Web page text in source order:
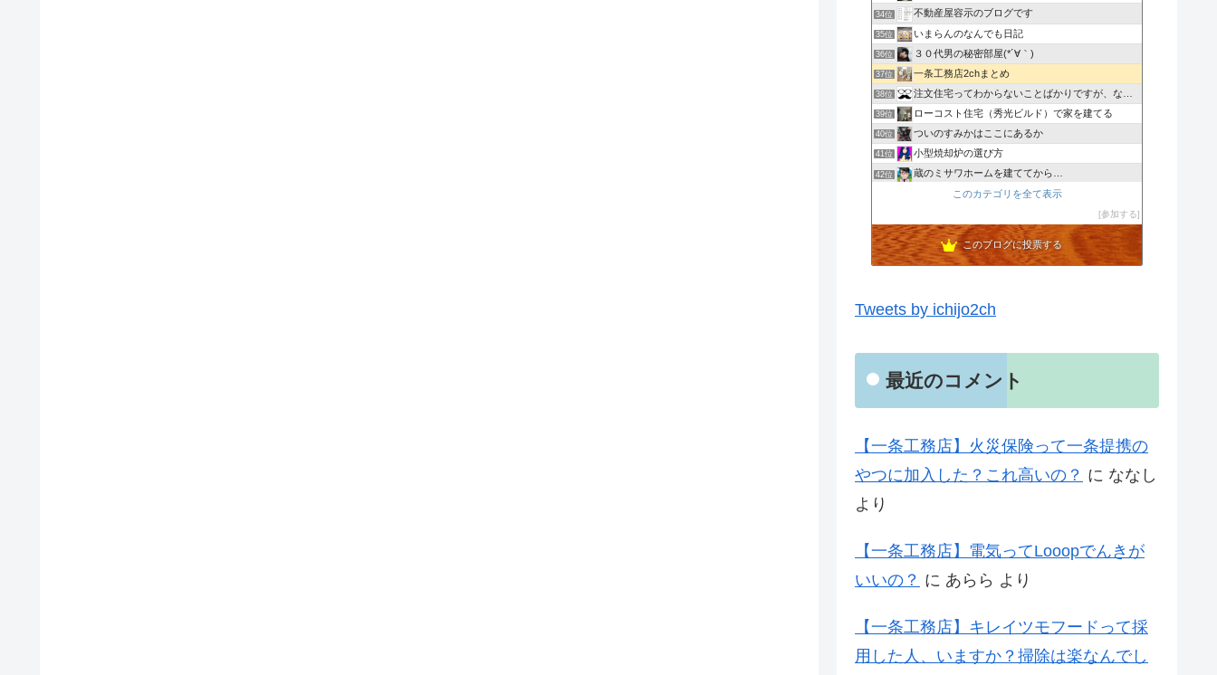
34位 不動産屋容示のブログです
35位 いまらんのなんでも日記
36位 ３０代男の秘密部屋(*´∀｀)
37位 一条工務店2chまとめ
38位 注文住宅ってわからないことばかりですが、なにか？in東京
39位 ローコスト住宅（秀光ビルド）で家を建てる
40位 ついのすみかはここにあるか
41位 小型焼却炉の選び方
42位 蔵のミサワホームを建ててから…
移住・田舎での暮らしと仕事・・・群馬県北毛みなかみエリア
このカテゴリを全て表示
参加する
このブログに投票する
Tweets by ichijo2ch
最近のコメント
【一条工務店】火災保険って一条提携の
やつに加入した？これ高いの？ に ななし
より
【一条工務店】電気ってLooopでんきが
いいの？ に あらら より
【一条工務店】キレイツモフードって採
用した人、いますか？掃除は楽なんでし